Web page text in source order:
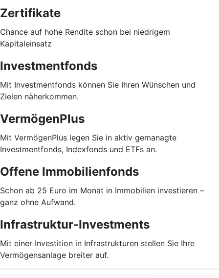
Zertifikate
Chance auf hohe Rendite schon bei niedrigem
Kapitaleinsatz
Investmentfonds
Mit Investmentfonds können Sie Ihren Wünschen und
Zielen näherkommen.
VermögenPlus
Mit VermögenPlus legen Sie in aktiv gemanagte
Investmentfonds, Indexfonds und ETFs an.
Offene Immobilienfonds
Schon ab 25 Euro im Monat in Immobilien investieren –
ganz ohne Aufwand.
Infrastruktur-Investments
Mit einer Investition in Infrastrukturen stellen Sie Ihre
Vermögensanlage breiter auf.